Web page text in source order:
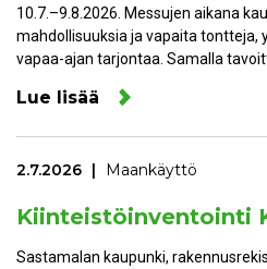
10.7.–9.8.2026. Messujen aikana
mahdollisuuksia ja vapaita tontteja,
vapaa-ajan tarjontaa. Samalla
Lue lisää
2.7.2026 Maankäyttö
Kiinteistöinventointi
Sastamalan kaupunki,